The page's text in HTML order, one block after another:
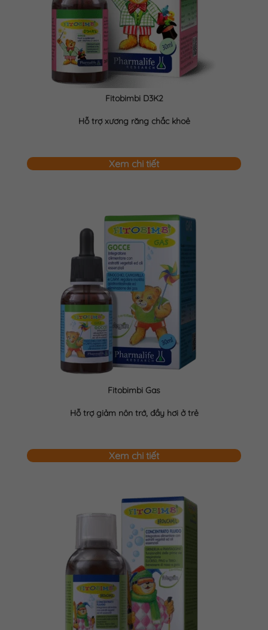
Fitobimbi D3K2
Hỗ trợ xương răng chắc khoẻ
Xem chi tiết
Fitobimbi Gas
Hỗ trợ giảm nôn trớ, đầy hơi ở trẻ
Xem chi tiết